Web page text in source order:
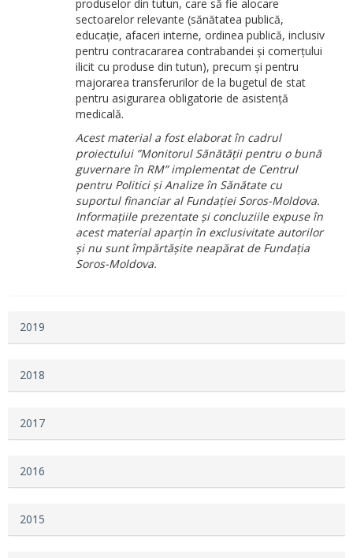
produselor din tutun, care să fie alocare
sectoarelor relevante (sănătatea publică,
educație, afaceri interne, ordinea publică, inclusiv
pentru contracararea contrabandei și comerțului
ilicit cu produse din tutun), precum și pentru
majorarea transferurilor de la bugetul de stat
pentru asigurarea obligatorie de asistență
medicală.
Acest material a fost elaborat în cadrul
proiectului ”Monitorul Sănătății pentru o bună
guvernare în RM” implementat de Centrul
pentru Politici și Analize în Sănătate cu
suportul financiar al Fundației Soros-Moldova.
Informațiile prezentate și concluziile expuse în
acest material aparțin în exclusivitate autorilor
și nu sunt împărtășite neapărat de Fundația
Soros-Moldova.
2019
2018
2017
2016
2015